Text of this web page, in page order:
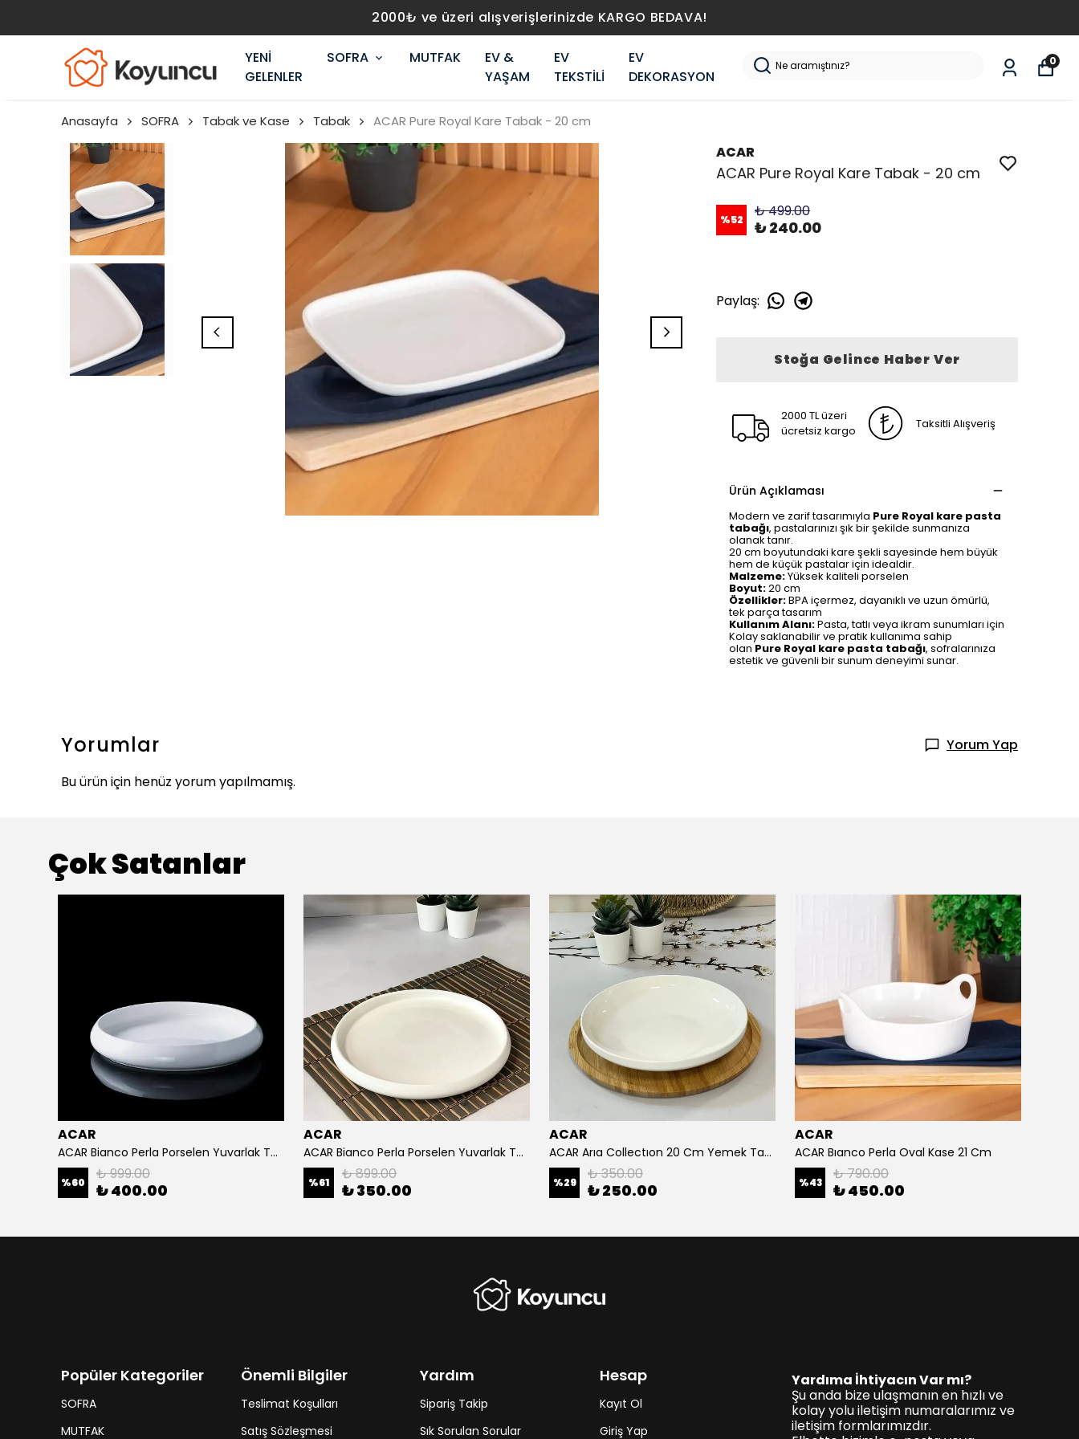
2000₺ ve üzeri alışverişlerinizde KARGO BEDAVA!
YENİ
GELENLER
SOFRA MUTFAK
EV &
YAŞAM
EV
TEKSTİLİ
EV
DEKORASYON
0
Anasayfa SOFRA Tabak ve Kase Tabak ACAR Pure Royal Kare Tabak - 20 cm
ACAR
ACAR Pure Royal Kare Tabak - 20 cm
%52 ₺ 499.00
₺ 240.00
Paylaş:
Stoğa Gelince Haber Ver
2000 TL üzeri
ücretsiz kargo
Taksitli Alışveriş
Ürün Açıklaması
Modern ve zarif tasarımıyla Pure Royal kare pasta
tabağı, pastalarınızı şık bir şekilde sunmanıza
olanak tanır.
20 cm boyutundaki kare şekli sayesinde hem büyük
hem de küçük pastalar için idealdir.
Malzeme:Yüksek kaliteli porselen
Boyut:20 cm
Özellikler:BPA içermez, dayanıklı ve uzun ömürlü,
tek parça tasarım
Kullanım Alanı:Pasta, tatlı veya ikram sunumları için
Kolay saklanabilir ve pratik kullanıma sahip
olan Pure Royal kare pasta tabağı, sofralarınıza
estetik ve güvenli bir sunum deneyimi sunar.
Yorumlar
Yorum Yap
Bu ürün için henüz yorum yapılmamış.
Çok Satanlar
ACAR
ACAR Bianco Perla Porselen Yuvarlak Tabak 24x3.8 cm
%60 ₺ 999.00
₺ 400.00
ACAR
ACAR Bianco Perla Porselen Yuvarlak Tabak 23.5x2.5 cm
%61 ₺ 899.00
₺ 350.00
ACAR
ACAR Arıa Collectıon 20 Cm Yemek Tabağı
%29 ₺ 350.00
₺ 250.00
ACAR
ACAR Bıanco Perla Oval Kase 21 Cm
%43 ₺ 790.00
₺ 450.00
Popüler Kategoriler
SOFRA
MUTFAK
Önemli Bilgiler
Teslimat Koşulları
Satış Sözleşmesi
Yardım
Sipariş Takip
Sık Sorulan Sorular
Hesap
Kayıt Ol
Giriş Yap
Yardıma İhtiyacın Var mı?
Şu anda bize ulaşmanın en hızlı ve
kolay yolu iletişim numaralarımız ve
iletişim formlarımızdır.